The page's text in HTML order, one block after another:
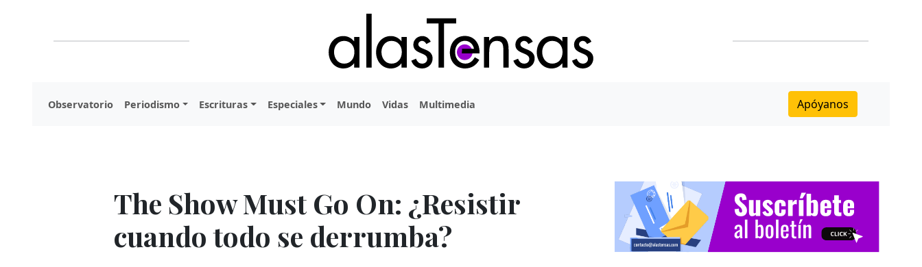
Observatorio Periodismo Escrituras Especiales Mundo Vidas Multimedia Apóyanos
The Show Must Go On: ¿Resistir
cuando todo se derrumba?